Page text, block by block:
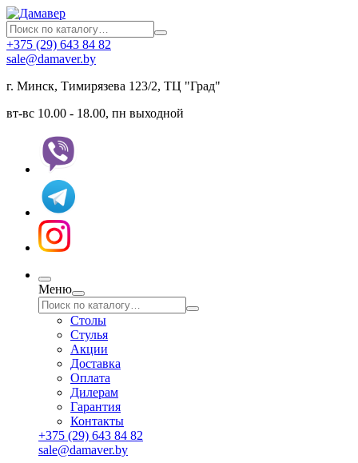
+375 (29) 643 84 82
sale@damaver.by
г. Минск, Тимирязева 123/2, ТЦ "Град"
вт-вс 10.00 - 18.00, пн выходной
Меню
Столы
Стулья
Акции
Доставка
Оплата
Дилерам
Гарантия
Контакты
+375 (29) 643 84 82
sale@damaver.by